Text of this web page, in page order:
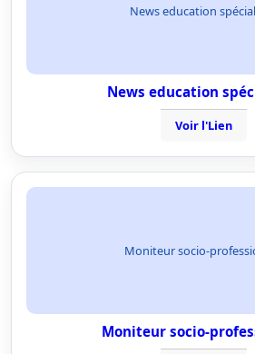
News education
News education
Voir l'Lien
Moniteur socio-
Moniteur socio-